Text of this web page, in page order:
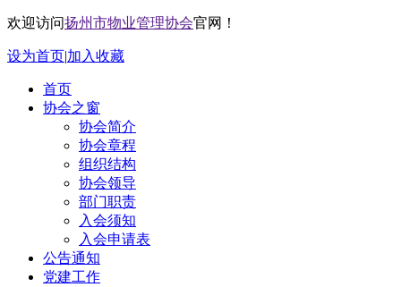
欢迎访问扬州市物业管理协会官网！
设为首页|加入收藏
首页
协会之窗
协会简介
协会章程
组织结构
协会领导
部门职责
入会须知
入会申请表
公告通知
党建工作